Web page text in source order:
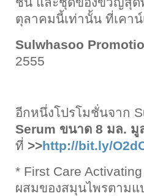
ตุลาคมนี้เท่านั้น ที่เคา
Sulwhasoo
2555
อีกหนึ่งโปรโมชั่นจาก
Serum ขนาด 8 มล. มู
ที่ >>http://bit.ly/
* First Care
ผสมของสมุนไพรตามแ